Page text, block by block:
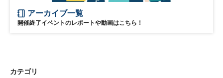
アーカイブ一覧
開催終了イベントのレポートや動画はこちら！
カテゴリ